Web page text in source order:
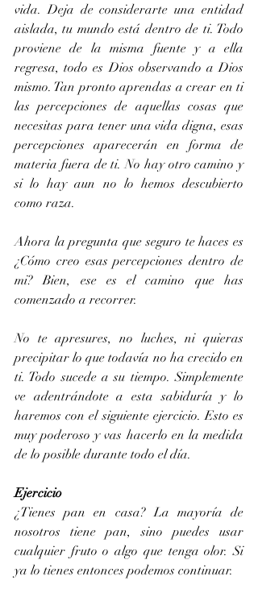
vida. Deja de considerarte una entidad
aislada, tu mundo está dentro de ti. Todo
proviene de la misma fuente y a ella
regresa, todo es Dios observando a Dios
mismo. Tan pronto aprendas a crear en ti
las percepciones de aquellas cosas que
necesitas para tener una vida digna, esas
percepciones aparecerán en forma de
materia fuera de ti. No hay otro camino y
si lo hay aun no lo hemos descubierto
como raza.
Ahora la pregunta que seguro te haces es
¿Cómo creo esas percepciones dentro de
mi? Bien, ese es el camino que has
comenzado a recorrer.
No te apresures, no luches, ni quieras
precipitar lo que todavía no ha crecido en
ti. Todo sucede a su tiempo. Simplemente
ve adentrándote a esta sabiduría y lo
haremos con el siguiente ejercicio. Esto es
muy poderoso y vas hacerlo en la medida
de lo posible durante todo el día.
Ejercicio
¿Tienes pan en casa? La mayoría de
nosotros tiene pan, sino puedes usar
cualquier fruto o algo que tenga olor. Si
ya lo tienes entonces podemos continuar.